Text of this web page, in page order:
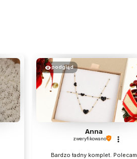
podgląd
Anna
zweryfikowano
Bardzo ładny komplet. Polecam